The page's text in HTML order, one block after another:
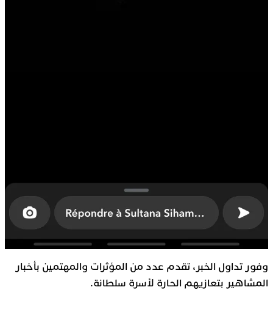
وفور تداول الخبر، تقدم عدد من المؤثرات والمهتمين بأخبار
المشاهير بتعازيهم الحارة لأسرة سلطانة.